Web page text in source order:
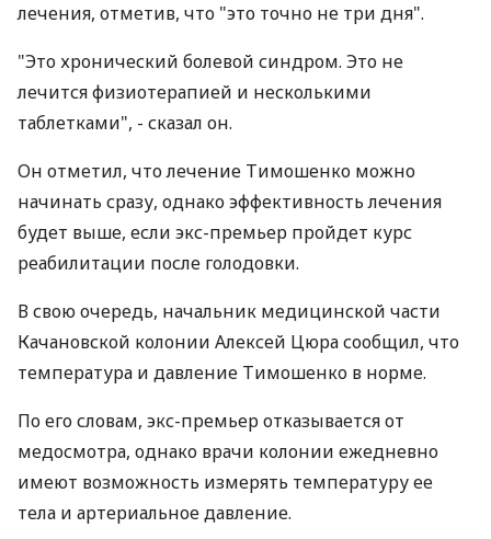
лечения, отметив, что "это точно не три дня".
"Это хронический болевой синдром. Это не
лечится физиотерапией и несколькими
таблетками", - сказал он.
Он отметил, что лечение Тимошенко можно
начинать сразу, однако эффективность лечения
будет выше, если экс-премьер пройдет курс
реабилитации после голодовки.
В свою очередь, начальник медицинской части
Качановской колонии Алексей Цюра сообщил, что
температура и давление Тимошенко в норме.
По его словам, экс-премьер отказывается от
медосмотра, однако врачи колонии ежедневно
имеют возможность измерять температуру ее
тела и артериальное давление.